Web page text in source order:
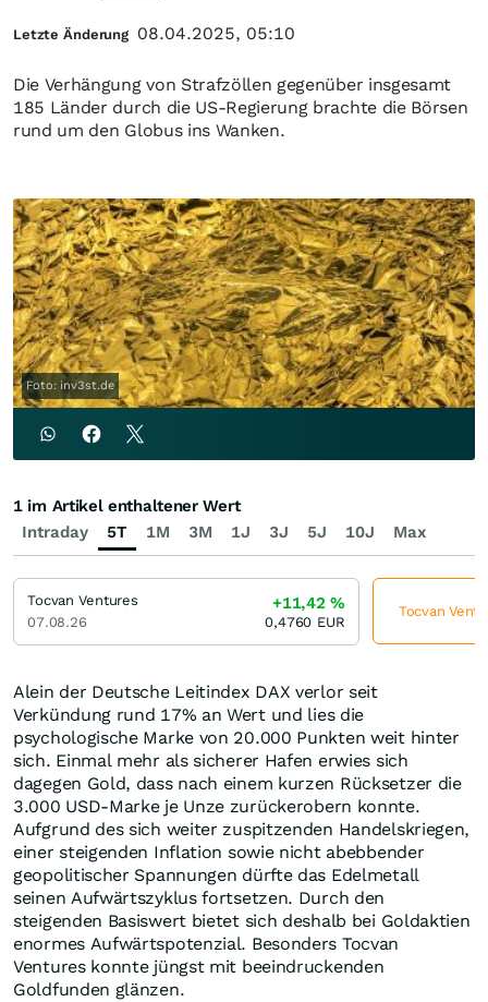
Die Verhängung von Strafzöllen gegenüber insgesamt
185 Länder durch die US-Regierung brachte die Börsen
rund um den Globus ins Wanken.
Foto: inv3st.de
Alein der Deutsche Leitindex DAX verlor seit
Verkündung rund 17% an Wert und lies die
psychologische Marke von 20.000 Punkten weit hinter
sich. Einmal mehr als sicherer Hafen erwies sich
dagegen Gold, dass nach einem kurzen Rücksetzer die
3.000 USD-Marke je Unze zurückerobern konnte.
Aufgrund des sich weiter zuspitzenden Handelskriegen,
einer steigenden Inflation sowie nicht abebbender
geopolitischer Spannungen dürfte das Edelmetall
seinen Aufwärtszyklus fortsetzen. Durch den
steigenden Basiswert bietet sich deshalb bei Goldaktien
enormes Aufwärtspotenzial. Besonders Tocvan
Ventures konnte jüngst mit beeindruckenden
Goldfunden glänzen.
Letzte Änderung 08.04.2025, 05:10
Intraday 5T 1M 3M 1J 3J 5J 10J Max
1 im Artikel enthaltener Wert
Tocvan Ventures
07.08.26
+11,42%
0,4760 EUR
Tocvan